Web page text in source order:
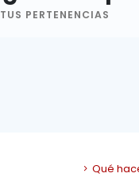
PERTENENCIAS
Qué